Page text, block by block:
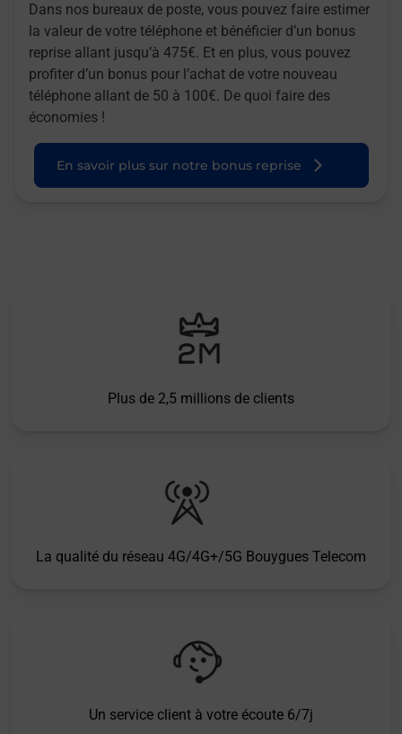
Dans nos bureaux de poste, vous pouvez faire estimer
la valeur de votre téléphone et bénéficier d’un bonus
reprise allant jusqu’à 475€. Et en plus, vous pouvez
profiter d’un bonus pour l’achat de votre nouveau
téléphone allant de 50 à 100€. De quoi faire des
économies !
En savoir plus sur notre bonus reprise
Plus de 2,5 millions de clients
La qualité du réseau 4G/4G+/5G Bouygues Telecom
Un service client à votre écoute 6/7j